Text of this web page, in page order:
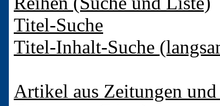
Titel-Suche
Titel-Inhalt-Suche
Artikel aus Zeitungen